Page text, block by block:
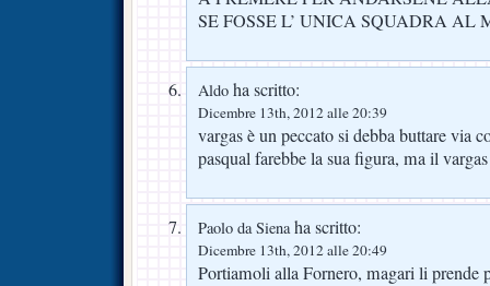
SE FOSSE L’ UNICA SQUADRA AL
Aldo ha scritto:
Dicembre 13th, 2012 alle 20:39
vargas è un peccato si debba buttare via
pasqual farebbe la sua figura, ma il
Paolo da Sienaha scritto:
Dicembre 13th, 2012 alle 20:49
Portiamoli alla Fornero, magari li prende